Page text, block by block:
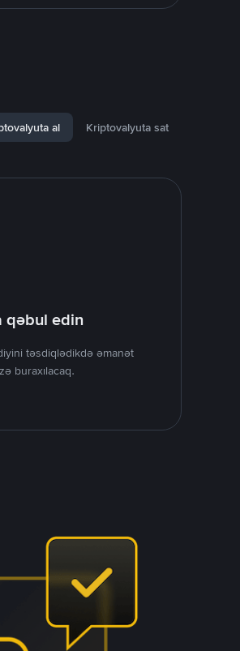
al Kriptovalyuta sat
qəbul edin
təsdiqlədikdə əmanət
buraxılacaq.